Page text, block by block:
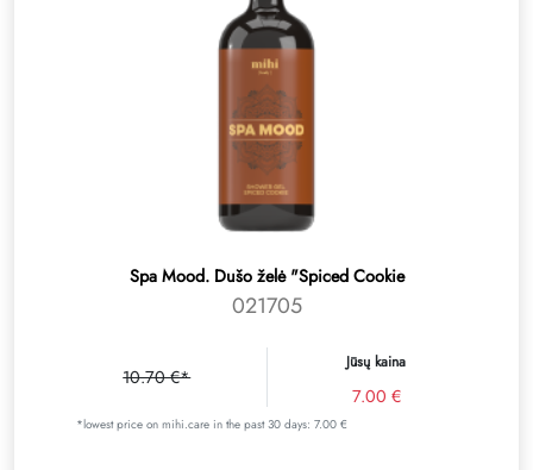
Spa Mood. Dušo želė "Spiced Cookie
021705
10.70 €*
Jūsų kaina
7.00 €
*lowest price on mihi.care in the past 30 days: 7.00 €